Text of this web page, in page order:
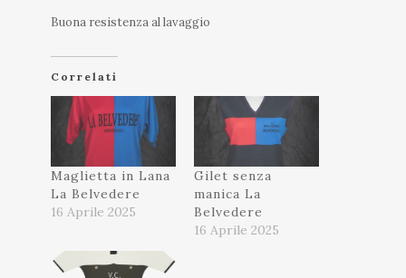
Buona resistenza al lavaggio
Correlati
Maglietta in Lana
La Belvedere
16 Aprile 2025
Gilet senza
manica La
Belvedere
16 Aprile 2025